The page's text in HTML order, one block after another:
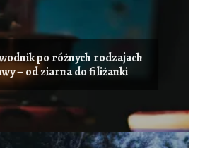
po różnych rodzajach
– od ziarna do filiżanki